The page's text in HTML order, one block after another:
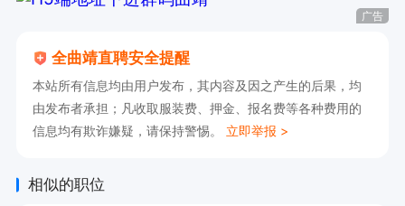
广告
全曲靖直聘安全提醒
本站所有信息均由用户发布，其内容及因之产生的后果，均
由发布者承担；凡收取服装费、押金、报名费等各种费用的
信息均有欺诈嫌疑，请保持警惕。 立即举报 >
相似的职位